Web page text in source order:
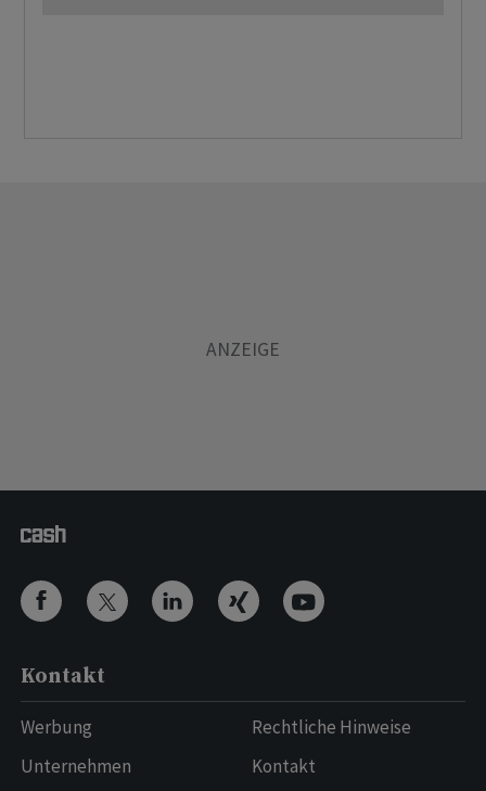
Kontakt
Werbung
Unternehmen
Rechtliche Hinweise
Kontakt